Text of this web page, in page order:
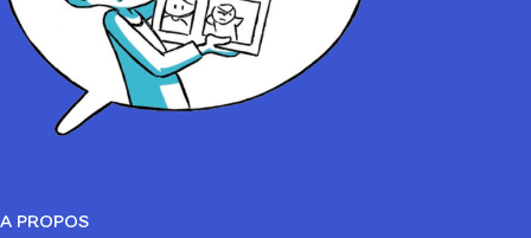
A PROPOS